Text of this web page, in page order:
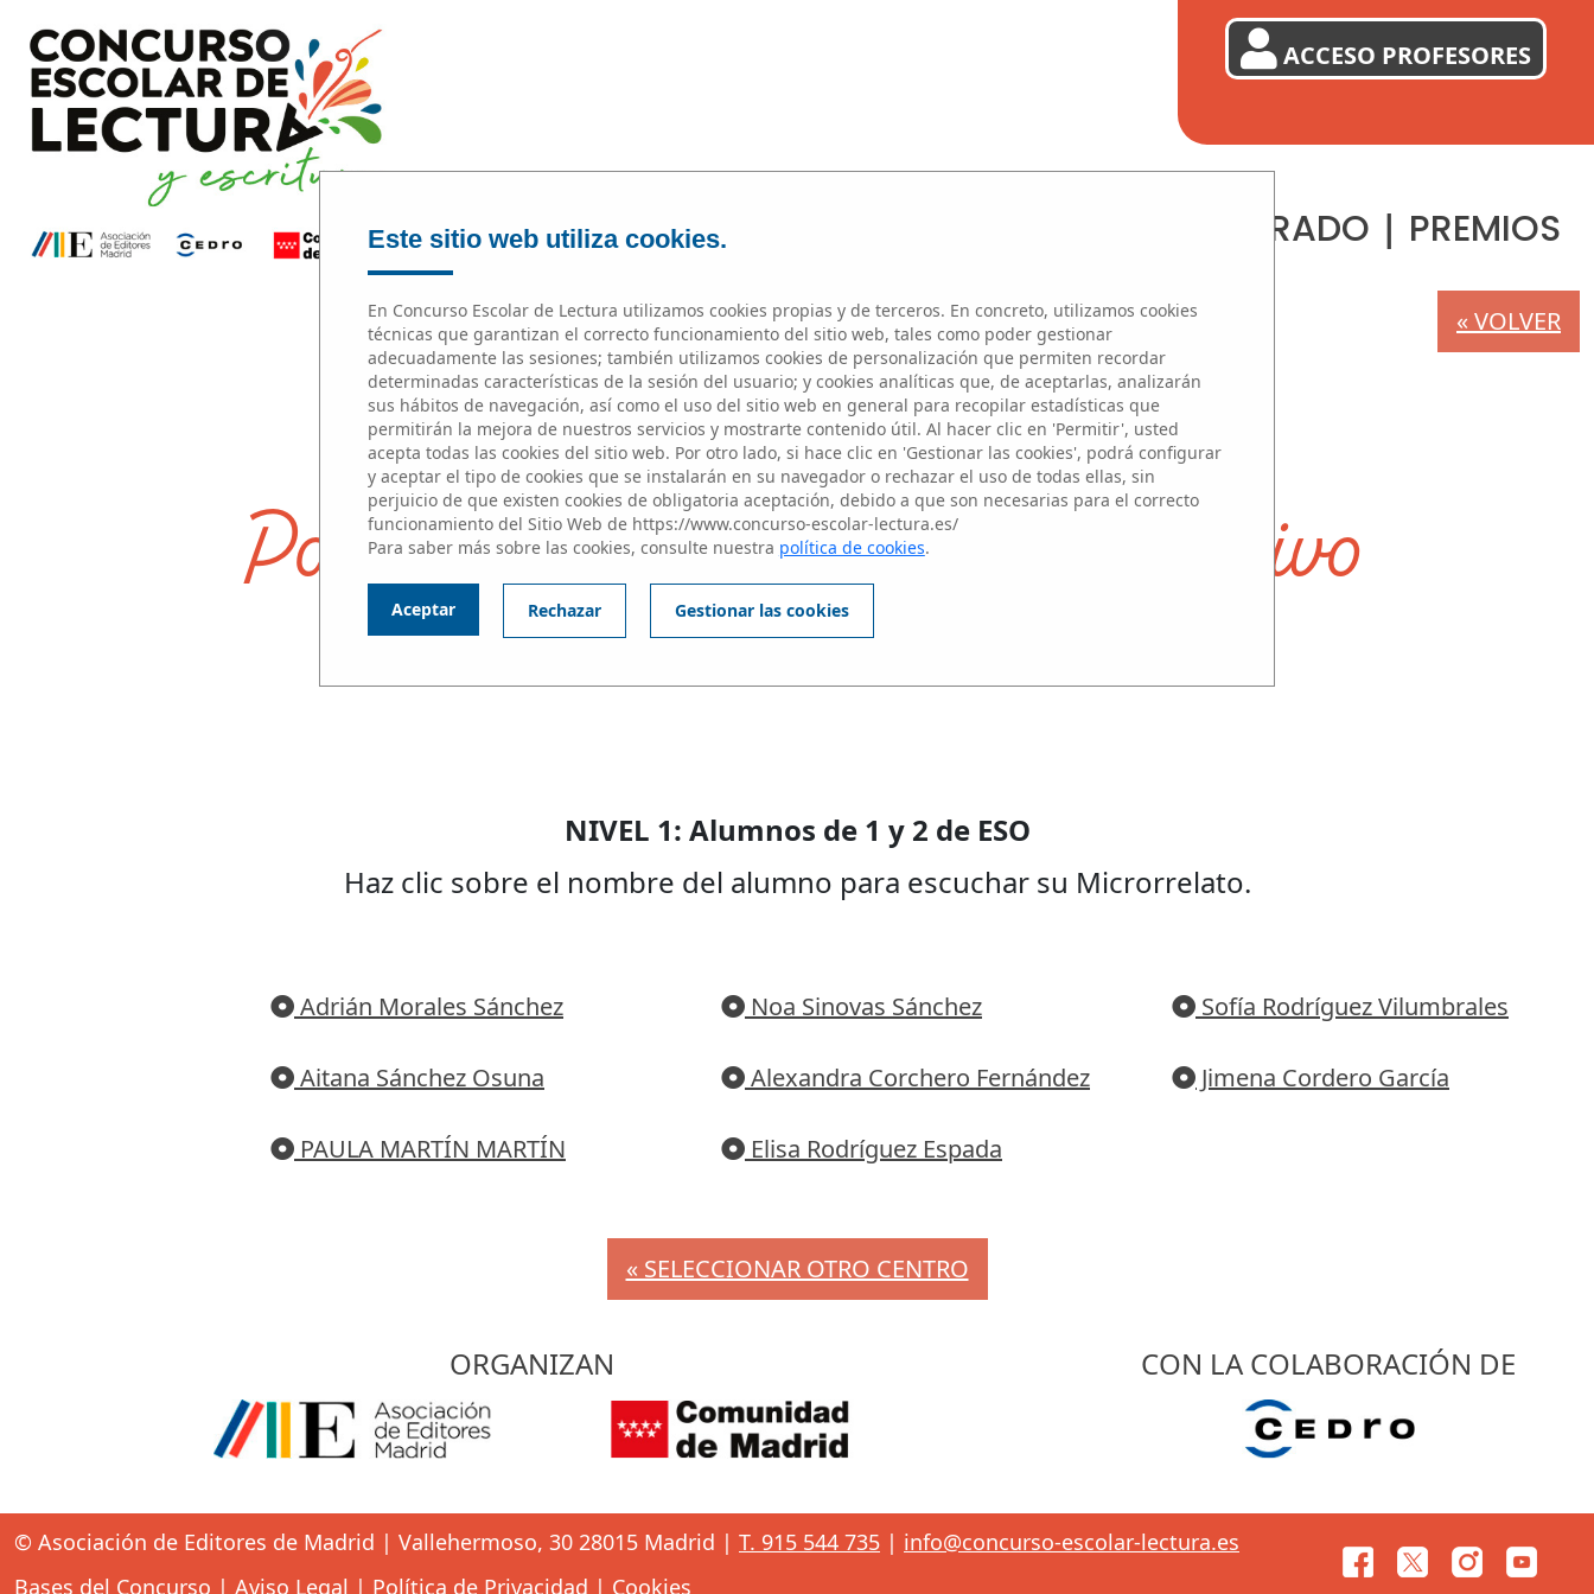
ACCESO PROFESORES
INICIO|MICRORRELATOS JURADO | PREMIOS
« VOLVER
Microrrelatos
Participantes del centros educativo
ALKOR
NIVEL 1: Alumnos de 1 y 2 de ESO
Haz clic sobre el nombre del alumno para escuchar su Microrrelato.
Adrián Morales Sánchez Noa Sinovas Sánchez Sofía Rodríguez Vilumbrales
Aitana Sánchez Osuna Alexandra Corchero Fernández Jimena Cordero García
PAULA MARTÍN MARTÍN Elisa Rodríguez Espada
« SELECCIONAR OTRO CENTRO
ORGANIZAN CON LA COLABORACIÓN DE
© Asociación de Editores de Madrid | Vallehermoso, 30 28015 Madrid | T. 915 544 735 | info@concurso-escolar-lectura.es
Bases del Concurso | Aviso Legal | Política de Privacidad | Cookies
Este sitio web utiliza cookies.
En Concurso Escolar de Lectura utilizamos cookies propias y de terceros. En concreto, utilizamos cookies
técnicas que garantizan el correcto funcionamiento del sitio web, tales como poder gestionar
adecuadamente las sesiones; también utilizamos cookies de personalización que permiten recordar
determinadas características de la sesión del usuario; y cookies analíticas que, de aceptarlas, analizarán
sus hábitos de navegación, así como el uso del sitio web en general para recopilar estadísticas que
permitirán la mejora de nuestros servicios y mostrarte contenido útil. Al hacer clic en 'Permitir', usted
acepta todas las cookies del sitio web. Por otro lado, si hace clic en 'Gestionar las cookies', podrá configurar
y aceptar el tipo de cookies que se instalarán en su navegador o rechazar el uso de todas ellas, sin
perjuicio de que existen cookies de obligatoria aceptación, debido a que son necesarias para el correcto
funcionamiento del Sitio Web de https://www.concurso-escolar-lectura.es/
Para saber más sobre las cookies, consulte nuestra política de cookies.
Aceptar Rechazar Gestionar las cookies